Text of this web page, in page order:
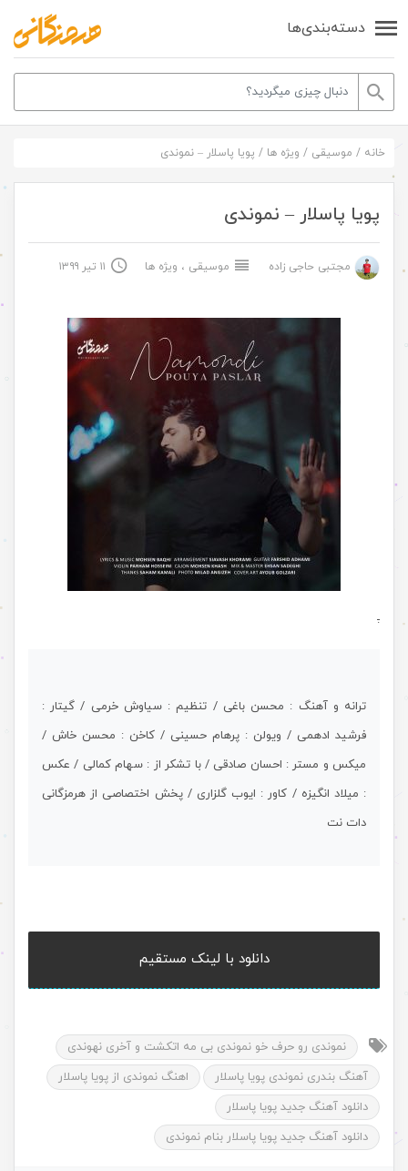
دسته‌بندی‌ها
خانه / موسیقی / ویژه ها / پویا پاسلار – نموندی
پویا پاسلار – نموندی
مجتبی حاجی زاده موسیقی ، ویژه ها ۱۱ تیر ۱۳۹۹
.
ترانه و آهنگ : محسن باغی / تنظیم : سیاوش خرمی / گیتار :
فرشید ادهمی / ویولن : پرهام حسینی / کاخن : محسن خاش /
میکس و مستر : احسان صادقی / با تشکر از : سهام کمالی / عکس
: میلاد انگیزه / کاور : ایوب گلزاری / پخش اختصاصی از هرمزگانی
دات نت
دانلود با لینک مستقیم
نموندی رو حرف خو نموندی بی مه اتکشت و آخری نهوندی
آهنگ بندری نموندی پویا پاسلار
اهنگ نموندی از پویا پاسلار
دانلود آهنگ جدید پویا پاسلار
دانلود آهنگ جدید پویا پاسلار بنام نموندی